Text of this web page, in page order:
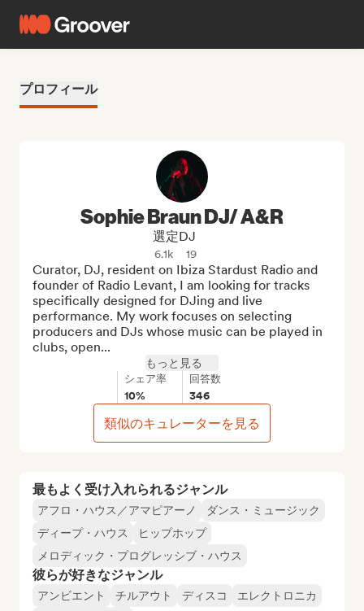
プロフィール
最もよく受け入れられるジャンル
アフロ・ハウス／アマピアーノ
ダンス・ミュージック
ディープ・ハウス
ヒップホップ
メロディック・プログレッシブ・ハウス
彼らが好きなジャンル
アンビエント チルアウト ディスコ
エレクトロニカ
Sophie Braun DJ/ A&R
選定DJ
6.1k 19
Curator, DJ, resident on Ibiza Stardust Radio and
founder of Radio Levant, I am looking for tracks
specifically designed for DJing and live
performance. My work focuses on selecting
producers and DJs whose music can be played in
clubs, open...
もっと見る
シェア率
10%
回答数
346
類似のキュレーターを見る